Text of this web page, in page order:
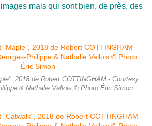
mais qui sont bien, de près, des
2018 de Robert COTTINGHAM - Courtesy
& Nathalie Vallois © Photo Éric Simon